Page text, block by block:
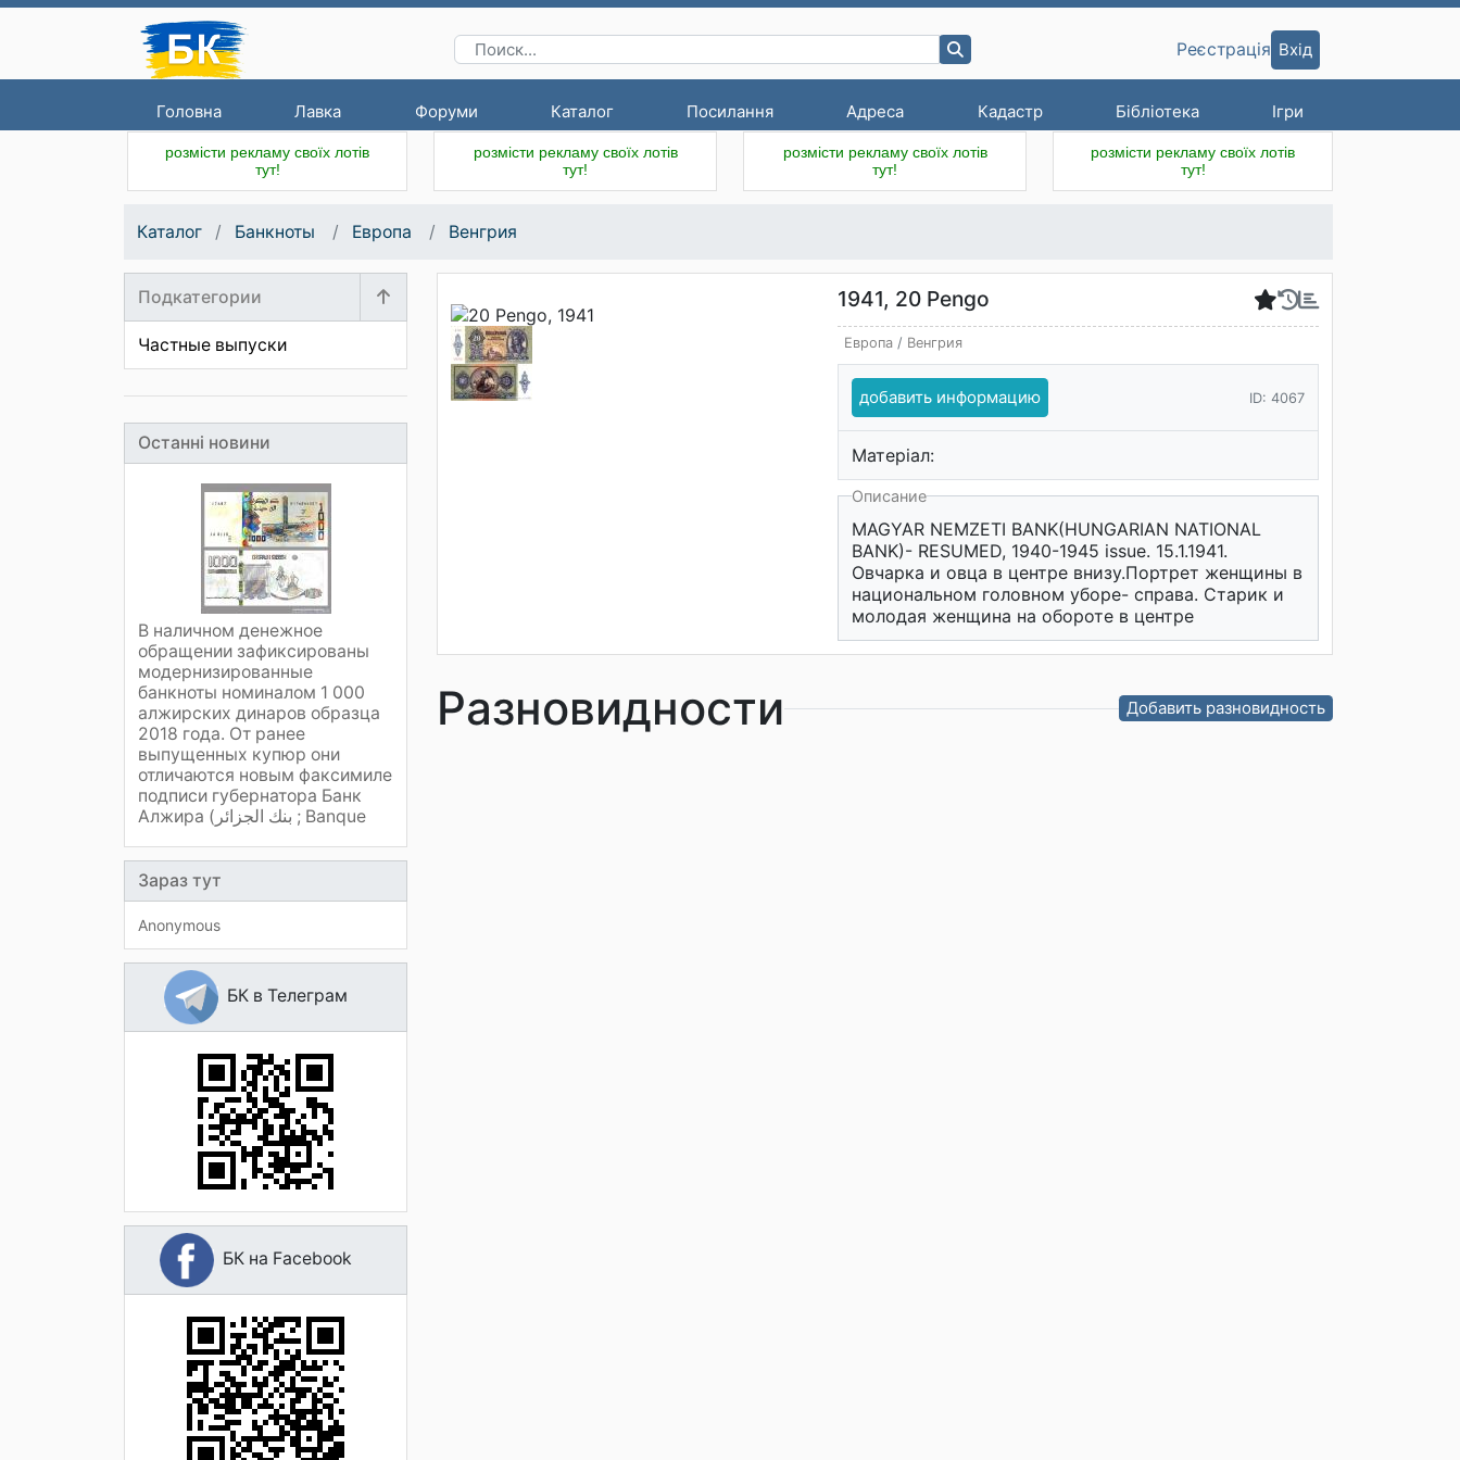
Головна Лавка Форуми Каталог Посилання Адреса Кадастр Бібліотека Ігри
Реєстрація Вхід
розмісти рекламу своїх лотів
тут!
розмісти рекламу своїх лотів
тут!
розмісти рекламу своїх лотів
тут!
розмісти рекламу своїх лотів
тут!
Каталог Банкноты Европа Венгрия
Подкатегории
Частные выпуски
Останні новини
В наличном денежное
обращении зафиксированы
модернизированные
банкноты номиналом 1 000
алжирских динаров образца
2018 года. От ранее
выпущенных купюр они
отличаются новым факсимиле
подписи губернатора Банк
Алжира (بنك الجزائر ; Banque
Зараз тут
Anonymous
БК в Телеграм
БК на Facebook
1941, 20 Pengo
Европа / Венгрия
добавить информацию ID: 4067
Матеріал:
Описание
MAGYAR NEMZETI BANK(HUNGARIAN NATIONAL
BANK)- RESUMED, 1940-1945 issue. 15.1.1941.
Овчарка и овца в центре внизу.Портрет женщины в
национальном головном уборе- справа. Старик и
молодая женщина на обороте в центре
Разновидности Добавить разновидность